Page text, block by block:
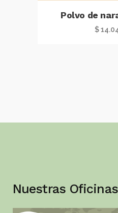
Polvo de
$
Nuestras Oficinas